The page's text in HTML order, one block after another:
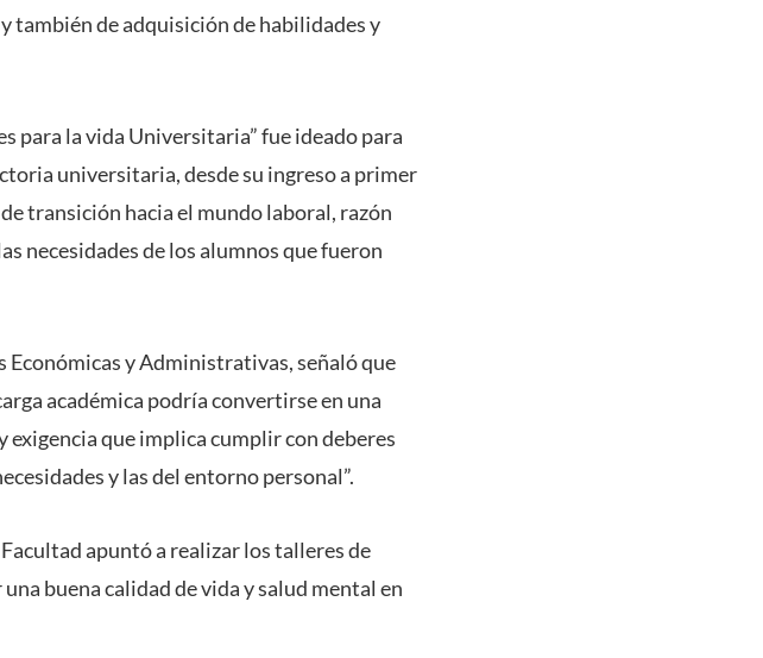
también de adquisición de habilidades y
para la vida Universitaria” fue ideado para
universitaria, desde su ingreso a primer
transición hacia el mundo laboral, razón
necesidades de los alumnos que fueron
Económicas y Administrativas, señaló que
académica podría convertirse en una
que implica cumplir con deberes
y las del entorno personal”.
apuntó a realizar los talleres de
buena calidad de vida y salud mental en